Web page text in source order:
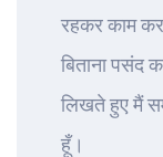
रहकर काम
बिताना पसंद
लिखते हुए मैं
हूँ।